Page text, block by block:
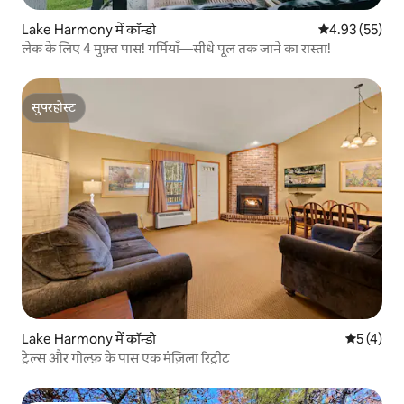
Lake Harmony में कॉन्डो औसत रेटिंग 5 में
4.93 (55)
लेक के लिए 4 मुफ़्त पास! गर्मियाँ—सीधे पूल तक जाने का रास्ता!
सुपरहोस्ट
सुपरहोस्ट
Lake Harmony में कॉन्डो औसत रेटिंग
5 (4)
ट्रेल्स और गोल्फ़ के पास एक मंज़िला रिट्रीट